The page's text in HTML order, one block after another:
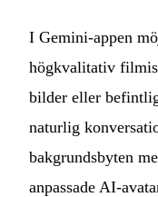
I Gemini-appen
högkvalitativ
bilder eller
naturlig
bakgrundsbyten
anpassade AI-